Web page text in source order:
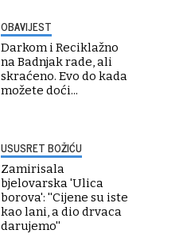
OBAVIJEST
Darkom i Reciklažno
na Badnjak rade, ali
skraćeno. Evo do kada
možete doći...
USUSRET BOŽIĆU
Zamirisala
bjelovarska 'Ulica
borova': ''Cijene su iste
kao lani, a dio drvaca
darujemo''